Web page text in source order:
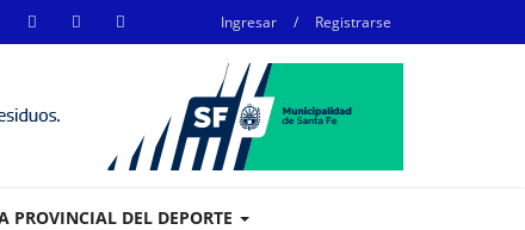
Ingresar / Registrarse
PROVINCIAL DEL DEPORTE